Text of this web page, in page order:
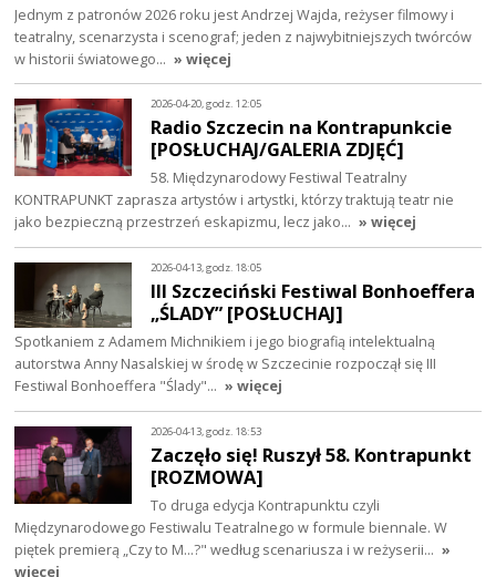
Jednym z patronów 2026 roku jest Andrzej Wajda, reżyser filmowy i
teatralny, scenarzysta i scenograf; jeden z najwybitniejszych twórców
w historii światowego… » więcej
2026-04-20, godz. 12:05
Radio Szczecin na Kontrapunkcie
[POSŁUCHAJ/GALERIA ZDJĘĆ]
58. Międzynarodowy Festiwal Teatralny
KONTRAPUNKT zaprasza artystów i artystki, którzy traktują teatr nie
jako bezpieczną przestrzeń eskapizmu, lecz jako… » więcej
2026-04-13, godz. 18:05
III Szczeciński Festiwal Bonhoeffera
„ŚLADY” [POSŁUCHAJ]
Spotkaniem z Adamem Michnikiem i jego biografią intelektualną
autorstwa Anny Nasalskiej w środę w Szczecinie rozpoczął się III
Festiwal Bonhoeffera "Ślady"… » więcej
2026-04-13, godz. 18:53
Zaczęło się! Ruszył 58. Kontrapunkt
[ROZMOWA]
To druga edycja Kontrapunktu czyli
Międzynarodowego Festiwalu Teatralnego w formule biennale. W
piętek premierą „Czy to M…?" według scenariusza i w reżyserii… »
więcej